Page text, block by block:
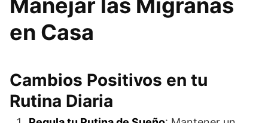
Manejar las Migrañas
en Casa
Cambios Positivos en tu
Rutina Diaria